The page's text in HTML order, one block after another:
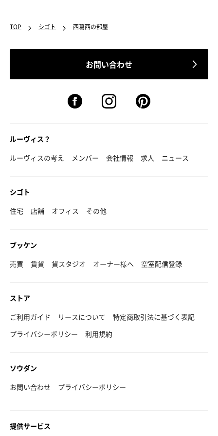
TOP シゴト 西葛西の部屋
お問い合わせ
ルーヴィス？
ルーヴィスの考え
メンバー 会社情報 求人 ニュース
シゴト
住宅
店舗 オフィス その他
ブッケン
売買
賃貸 貸スタジオ オーナー様へ 空室配信登録
ストア
ご利用ガイド
リースについて
特定商取引法に基づく表記
プライバシーポリシー
利用規約
ソウダン
お問い合わせ
プライバシーポリシー
提供サービス